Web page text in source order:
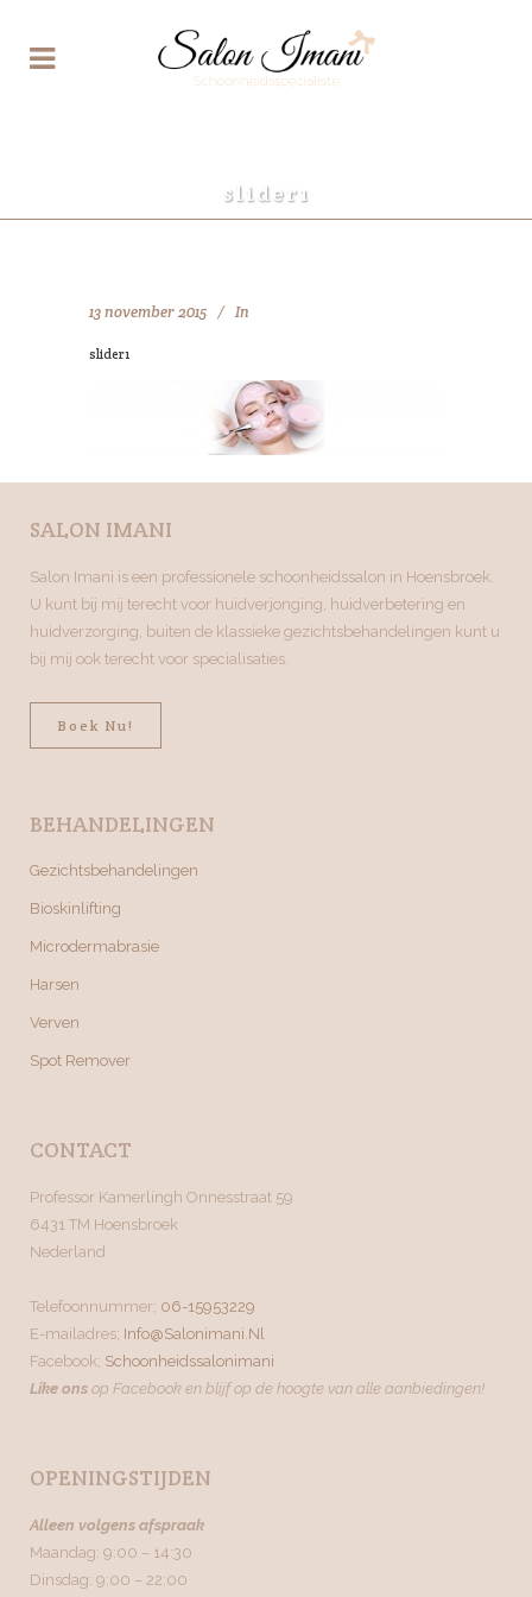
slider1
13 november 2015 In
slider1
SALON IMANI
Salon Imani is een professionele schoonheidssalon in Hoensbroek.
U kunt bij mij terecht voor huidverjonging, huidverbetering en
huidverzorging, buiten de klassieke gezichtsbehandelingen kunt u
bij mij ook terecht voor specialisaties.
Boek Nu!
BEHANDELINGEN
Gezichtsbehandelingen
Bioskinlifting
Microdermabrasie
Harsen
Verven
Spot Remover
CONTACT
Professor Kamerlingh Onnesstraat 59
6431 TM Hoensbroek
Nederland
Telefoonnummer; 06-15953229
E-mailadres; Info@salonimani.nl
Facebook; Schoonheidssalonimani
Like ons op Facebook en blijf op de hoogte van alle aanbiedingen!
OPENINGSTIJDEN
Alleen volgens afspraak
Maandag: 9:00 – 14:30
Dinsdag: 9:00 – 22:00